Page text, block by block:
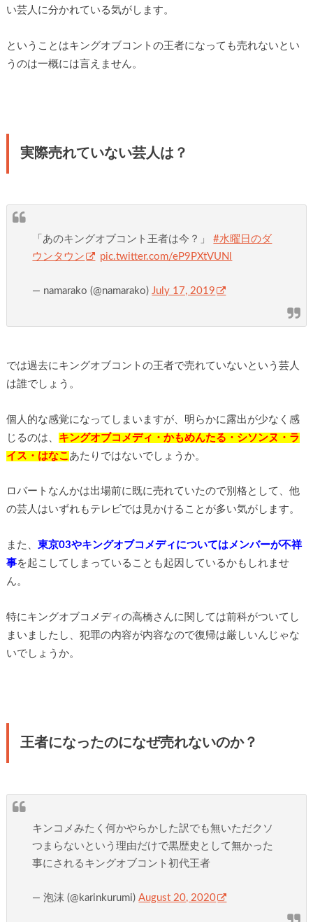
い芸人に分かれている気がします。
ということはキングオブコントの王者になっても売れないとい
うのは一概には言えません。
実際売れていない芸人は？
「あのキングオブコント王者は今？」#水曜日のダ
ウンタウン
pic.twitter.com/eP9PXtVUNl
— namarako (@namarako) July 17, 2019
では過去にキングオブコントの王者で売れていないという芸人
は誰でしょう。
個人的な感覚になってしまいますが、明らかに露出が少なく感
じるのは、 キングオブコメディ・かもめんたる・シソンヌ・ラ
イス・はなこ あたりではないでしょうか。
ロバートなんかは出場前に既に売れていたので別格として、他
の芸人はいずれもテレビでは見かけることが多い気がします。
また、 東京03やキングオブコメディについてはメンバーが不祥
事を起こしてしまっていることも起因しているかもしれませ
ん。
特にキングオブコメディの高橋さんに関しては前科がついてし
まいましたし、犯罪の内容が内容なので復帰は厳しいんじゃな
いでしょうか。
王者になったのになぜ売れないのか？
キンコメみたく何かやらかした訳でも無いただクソ
つまらないという理由だけで黒歴史として無かった
事にされるキングオブコント初代王者
— 泡沫 (@karinkurumi)August 20, 2020